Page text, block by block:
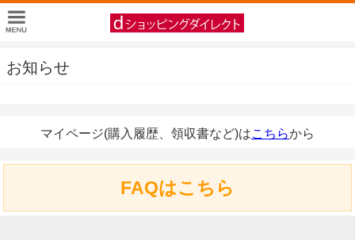
お知らせ
マイページ(購入履歴、領収書など)はこちらから
FAQはこちら